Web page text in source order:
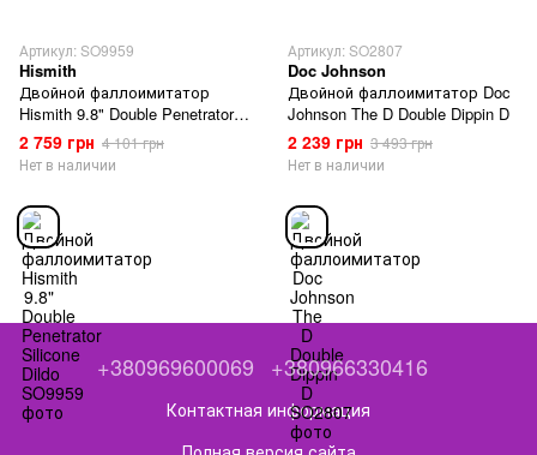
Артикул: SO9959
Hismith
Двойной фаллоимитатор
Hismith 9.8" Double Penetrator
Silicone Dildo
2 759 грн 4 101 грн
Нет в наличии
Артикул: SO2807
Doc Johnson
Двойной фаллоимитатор Doc
Johnson The D Double Dippin D
2 239 грн 3 493 грн
Нет в наличии
+380969600069 +380966330416
Контактная информация